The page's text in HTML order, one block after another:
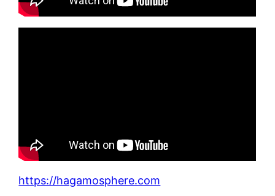
https://hagamosphere.com